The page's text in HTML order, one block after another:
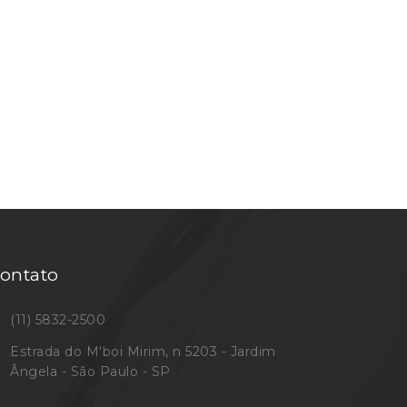
(11) 5832-2500
Estrada do M'boi Mirim, n 5203 - Jardim
Ângela - São Paulo - SP